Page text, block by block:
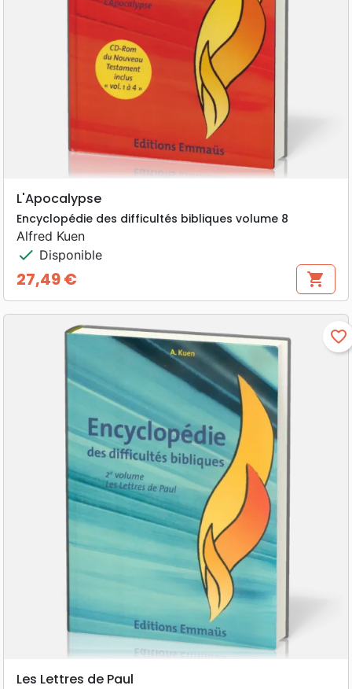
L'Apocalypse
Encyclopédie des difficultés bibliques volume 8
Alfred Kuen
check Disponible
Prix
27,49 € shopping_cart
favorite_border
Les Lettres de Paul